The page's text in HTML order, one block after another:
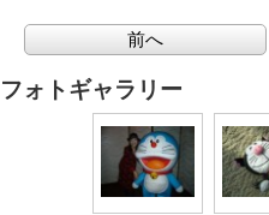
前へ
フォトギャラリー